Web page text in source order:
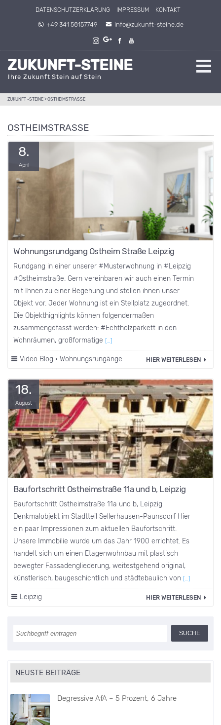
Direkt zum Inhalt springen
DATENSCHUTZERKLÄRUNG IMPRESSUM KONTAKT
+49 341 58157749 info@zukunft-steine.de
ZUKUNFT-STEINE
Ihre Zukunft Stein auf Stein
ZUKUNFT -STEINE > OSTHEIMSTRASSE
OSTHEIMSTRASSE
8.
April
Wohnungsrundgang Ostheim Straße Leipzig
Rundgang in einer unserer #Musterwohnung​ in #Leipzig
#Ostheimstraße​. Gern vereinbaren wir auch einen Termin
mit Ihnen zu einer Begehung und stellen ihnen unser
Objekt vor. Jeder Wohnung ist ein Stellplatz zugeordnet.
Die Objekthighlights können folgendermaßen
zusammengefasst werden: #Echtholzparkett​ in den
Wohnräumen, großformatige […]
Video Blog · Wohnungsrungänge HIER WEITERLESEN
18.
August
Baufortschritt Ostheimstraße 11a und b, Leipzig
Baufortschritt Ostheimstraße 11a und b, Leipzig
Denkmalobjekt im Stadtteil Sellerhausen-Paunsdorf Hier
ein paar Impressionen zum aktuellen Baufortschritt.
Unsere Immobilie wurde um das Jahr 1900 errichtet. Es
handelt sich um einen Etagenwohnbau mit plastisch
bewegter Fassadengliederung, weitestgehend original,
künstlerisch, baugeschichtlich und städtebaulich von […]
Leipzig HIER WEITERLESEN
NEUSTE BEITRÄGE
Degressive AfA – 5 Prozent, 6 Jahre